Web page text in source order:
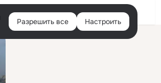
Войти
Разрешить все Настроить